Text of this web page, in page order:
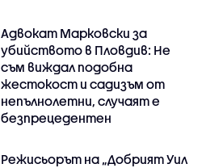
Адвокат Марковски за
убийството в Пловдив: Не
съм виждал подобна
жестокост и садизъм от
непълнолетни, случаят е
безпрецедентен
Режисьорът на „Добрият Уил